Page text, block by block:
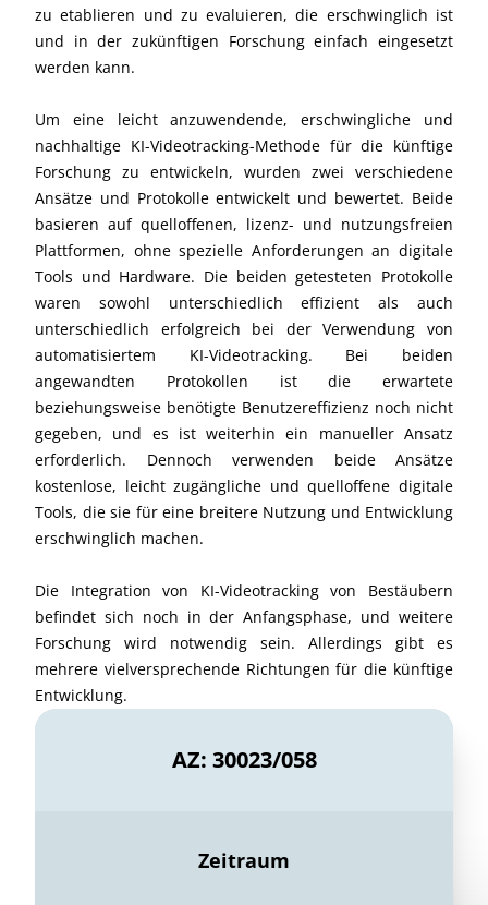
zu etablieren und zu evaluieren, die erschwinglich ist
und in der zukünftigen Forschung einfach eingesetzt
werden kann.
Um eine leicht anzuwendende, erschwingliche und
nachhaltige KI-Videotracking-Methode für die künftige
Forschung zu entwickeln, wurden zwei verschiedene
Ansätze und Protokolle entwickelt und bewertet. Beide
basieren auf quelloffenen, lizenz- und nutzungsfreien
Plattformen, ohne spezielle Anforderungen an digitale
Tools und Hardware. Die beiden getesteten Protokolle
waren sowohl unterschiedlich effizient als auch
unterschiedlich erfolgreich bei der Verwendung von
automatisiertem KI-Videotracking. Bei beiden
angewandten Protokollen ist die erwartete
beziehungsweise benötigte Benutzereffizienz noch nicht
gegeben, und es ist weiterhin ein manueller Ansatz
erforderlich. Dennoch verwenden beide Ansätze
kostenlose, leicht zugängliche und quelloffene digitale
Tools, die sie für eine breitere Nutzung und Entwicklung
erschwinglich machen.
Die Integration von KI-Videotracking von Bestäubern
befindet sich noch in der Anfangsphase, und weitere
Forschung wird notwendig sein. Allerdings gibt es
mehrere vielversprechende Richtungen für die künftige
Entwicklung.
AZ: 30023/058
Zeitraum